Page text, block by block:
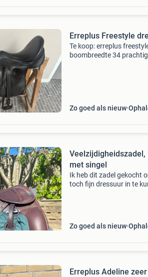
Erreplus Freestyle
Te koop: erreplus
boombreedte 34
Zo goed als nieuw
met singel
Ik heb dit zadel gekocht
toch fijn dressuur in te
Zo goed als nieuw
Erreplus Adeline